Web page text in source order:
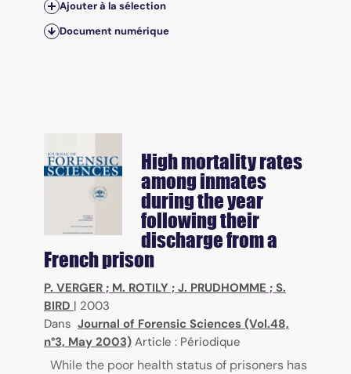
Ajouter à la sélection
Document numérique
High mortality rates
among inmates
during the year
following their
discharge from a
French prison
P. VERGER ; M. ROTILY ; J. PRUDHOMME ; S.
BIRD | 2003
Dans Journal of Forensic Sciences (Vol.48,
n°3, May 2003) Article : Périodique
While the poor health status of prisoners has